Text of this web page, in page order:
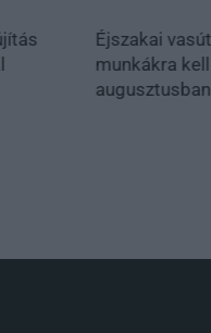
Éjszakai
munkákra